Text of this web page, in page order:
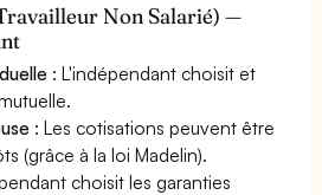
Non Salarié) —
: L'indépendant choisit et
: Les cotisations peuvent être
(grâce à la loi Madelin).
choisit les garanties